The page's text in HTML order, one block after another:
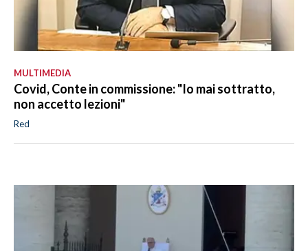
MULTIMEDIA
Covid, Conte in commissione: "Io mai sottratto,
non accetto lezioni"
Red